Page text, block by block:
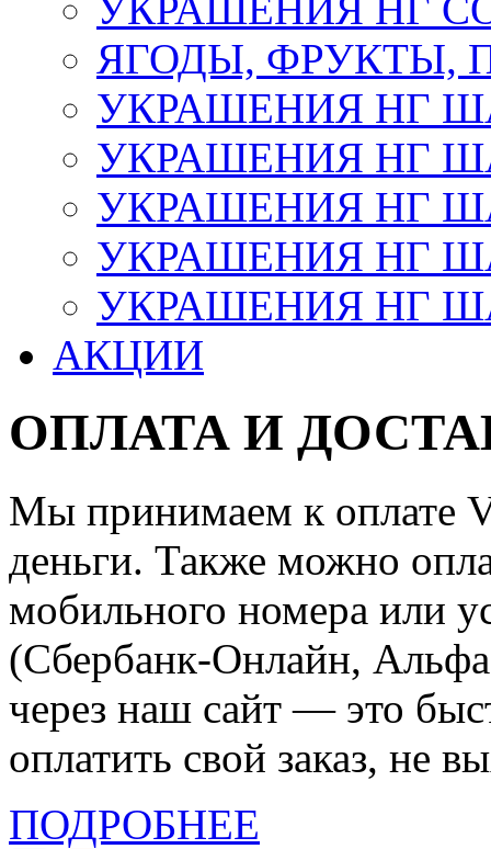
ЯГОДЫ, ФРУКТЫ,
УКРАШЕНИЯ НГ
УКРАШЕНИЯ НГ
УКРАШЕНИЯ НГ
УКРАШЕНИЯ НГ
УКРАШЕНИЯ НГ
АКЦИИ
ОПЛАТА И
Мы принимаем к оплате
деньги. Также можно
мобильного номера или
(Сбербанк-Онлайн,
через наш сайт — это
оплатить свой заказ, не
ПОДРОБНЕЕ